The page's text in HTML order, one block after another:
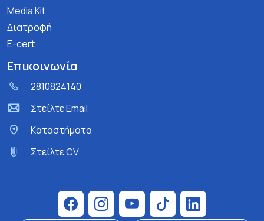
Media Kit
Διατροφή
E-cert
Επικοινωνία
2810824140
Στείλτε Email
Kαταστήματα
Στείλτε CV